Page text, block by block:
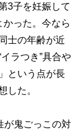
3子を妊娠して
った。今なら
士の年齢が近
イラつき”具合
という点が長
した。
が鬼ごっこの対